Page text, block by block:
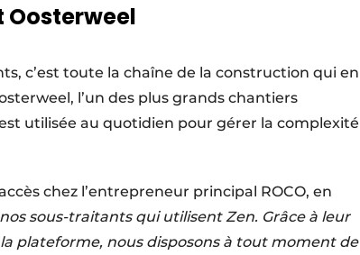
Oosterweel
c’est toute la chaîne de la construction qui en
l’un des plus grands chantiers
utilisée au quotidien pour gérer la complexité
chez l’entrepreneur principal ROCO, en
sous-traitants qui utilisent Zen. Grâce à leur
plateforme, nous disposons à tout moment de